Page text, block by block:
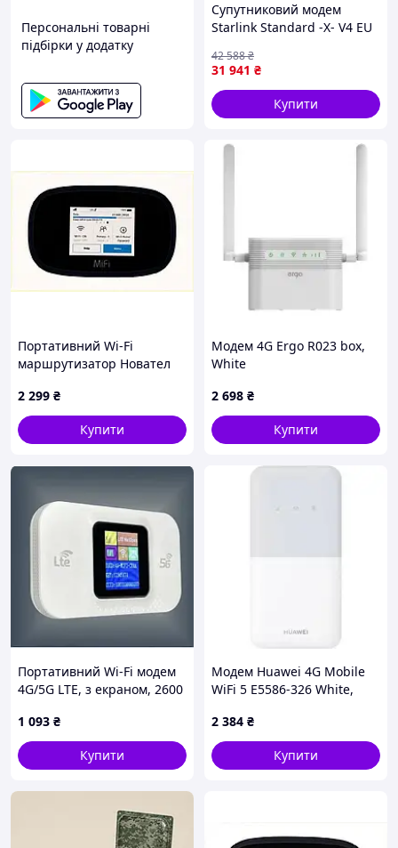
Персональні товарні
підбірки у додатку
Супутниковий модем
Starlink Standard -X- V4 EU
31 941 ₴
42 588₴
Купити
Портативний Wi-Fi
маршрутизатор Новател
88221MP06
2 299 ₴
Купити
Модем 4G Ergo R023 box,
White
2 698 ₴
Купити
Портативний Wi-Fi модем
4G/5G LTE, з екраном, 2600
1 093 ₴
Купити
Модем Huawei 4G Mobile
WiFi 5 E5586-326 White,
2 384 ₴
Купити